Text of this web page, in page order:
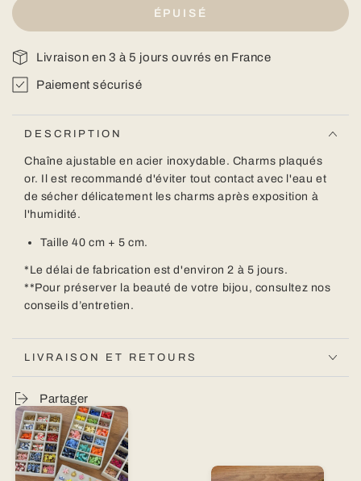
ÉPUISÉ
Livraison en 3 à 5 jours ouvrés en France
Paiement sécurisé
DESCRIPTION
Chaîne ajustable en acier inoxydable. Charms plaqués
or. Il est recommandé d'éviter tout contact avec l'eau et
de sécher délicatement les charms après exposition à
l'humidité.
Taille40 cm + 5 cm.
*Le délai de fabrication est d'environ 2 à 5 jours.
**Pour préserver la beauté de votre bijou, consultez nos
conseils d’entretien.
LIVRAISON ET RETOURS
Partager